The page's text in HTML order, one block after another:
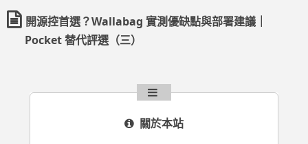
開源控首選？Wallabag 實測優缺點與部署建議｜
Pocket 替代評選（三）
關於本站